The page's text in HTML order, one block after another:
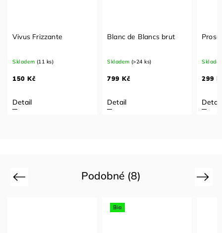
Vivus Frizzante
Skladem (11 ks)
150 Kč
Detail
Blanc de Blancs brut
Skladem (>24 ks)
799 Kč
Detail
299
Detail
Podobné (8)
Previous
Bio
Next